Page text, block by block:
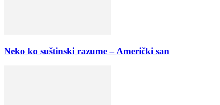
Neko ko suštinski razume – Američki san